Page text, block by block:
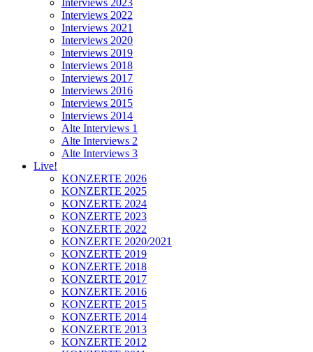
Interviews 2023
Interviews 2022
Interviews 2021
Interviews 2020
Interviews 2019
Interviews 2018
Interviews 2017
Interviews 2016
Interviews 2015
Interviews 2014
Alte Interviews 1
Alte Interviews 2
Alte Interviews 3
Live!
KONZERTE 2026
KONZERTE 2025
KONZERTE 2024
KONZERTE 2023
KONZERTE 2022
KONZERTE 2020/2021
KONZERTE 2019
KONZERTE 2018
KONZERTE 2017
KONZERTE 2016
KONZERTE 2015
KONZERTE 2014
KONZERTE 2013
KONZERTE 2012